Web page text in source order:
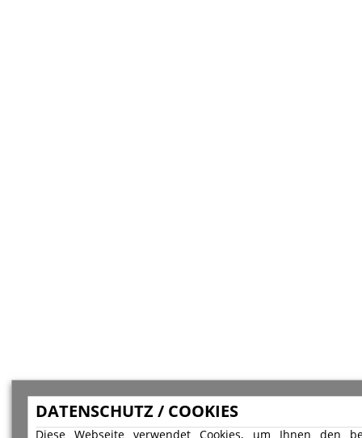
DATENSCHUTZ / COOKIES
Diese Webseite verwendet Cookies, um Ihnen den